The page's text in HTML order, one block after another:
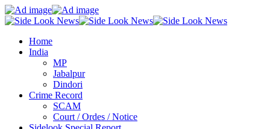
Home
India
MP
Jabalpur
Dindori
Crime Record
SCAM
Court / Ordes / Notice